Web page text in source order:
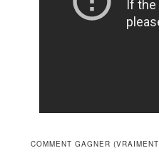
COMMENT GAGNER